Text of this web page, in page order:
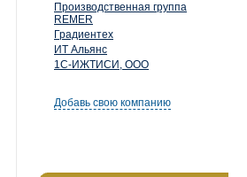
Производственная группа
REMER
Градиентех
ИТ Альянс
1С-ИЖТИСИ, ООО
Добавь свою компанию